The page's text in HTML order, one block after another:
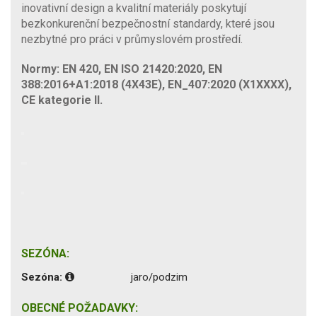
inovativní design a kvalitní materiály poskytují
bezkonkurenční bezpečnostní standardy, které jsou
nezbytné pro práci v průmyslovém prostředí.
Normy: EN 420, EN ISO 21420:2020, EN
388:2016+A1:2018 (4X43E), EN_407:2020 (X1XXXX),
CE kategorie II.
SEZÓNA:
Sezóna: jaro/podzim
OBECNÉ POŽADAVKY: